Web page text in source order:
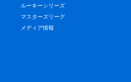
ルーキーシリーズ
マスターズリーグ
メディア情報